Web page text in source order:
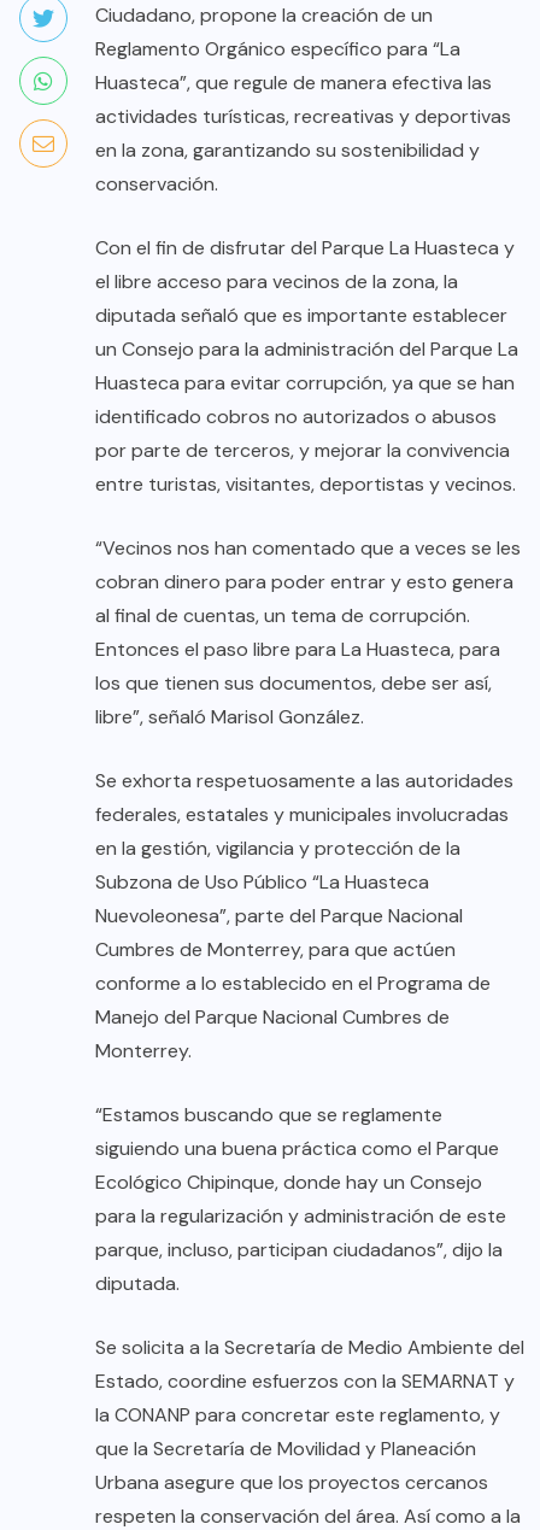
Ciudadano, propone la creación de un
Reglamento Orgánico específico para “La
Huasteca”, que regule de manera efectiva las
actividades turísticas, recreativas y deportivas
en la zona, garantizando su sostenibilidad y
conservación.
Con el fin de disfrutar del Parque La Huasteca y
el libre acceso para vecinos de la zona, la
diputada señaló que es importante establecer
un Consejo para la administración del Parque La
Huasteca para evitar corrupción, ya que se han
identificado cobros no autorizados o abusos
por parte de terceros, y mejorar la convivencia
entre turistas, visitantes, deportistas y vecinos.
“Vecinos nos han comentado que a veces se les
cobran dinero para poder entrar y esto genera
al final de cuentas, un tema de corrupción.
Entonces el paso libre para La Huasteca, para
los que tienen sus documentos, debe ser así,
libre”, señaló Marisol González.
Se exhorta respetuosamente a las autoridades
federales, estatales y municipales involucradas
en la gestión, vigilancia y protección de la
Subzona de Uso Público “La Huasteca
Nuevoleonesa”, parte del Parque Nacional
Cumbres de Monterrey, para que actúen
conforme a lo establecido en el Programa de
Manejo del Parque Nacional Cumbres de
Monterrey.
“Estamos buscando que se reglamente
siguiendo una buena práctica como el Parque
Ecológico Chipinque, donde hay un Consejo
para la regularización y administración de este
parque, incluso, participan ciudadanos”, dijo la
diputada.
Se solicita a la Secretaría de Medio Ambiente del
Estado, coordine esfuerzos con la SEMARNAT y
la CONANP para concretar este reglamento, y
que la Secretaría de Movilidad y Planeación
Urbana asegure que los proyectos cercanos
respeten la conservación del área. Así como a la